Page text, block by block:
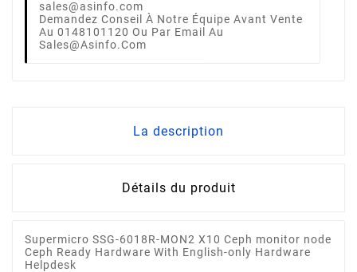
Demandez Conseil À Notre Équipe Avant Vente
Au 0148101120 Ou Par Email Au
Sales@asinfo.com
La description
Détails du produit
Supermicro SSG-6018R-MON2 X10 Ceph monitor node
Ceph Ready Hardware With English-only Hardware
Helpdesk